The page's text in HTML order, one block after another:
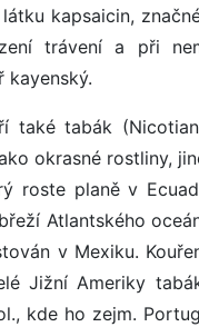
kapsaicin,
trávení a při
kayenský.
také tabák
okrasné rostliny,
roste planě v
Atlantského
v Mexiku.
Jižní Ameriky
kde ho zejm.